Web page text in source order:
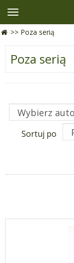
>> Poza serią
Poza serią
Sortuj po